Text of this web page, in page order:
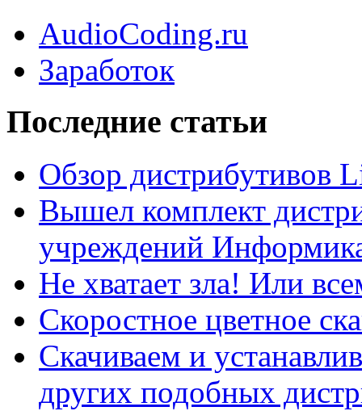
AudioCoding.ru
Заработок
Последние статьи
Обзор дистрибутивов
Вышел комплект
учреждений
Не хватает зла! Или
Скоростное цветное
Скачиваем и
других подобных